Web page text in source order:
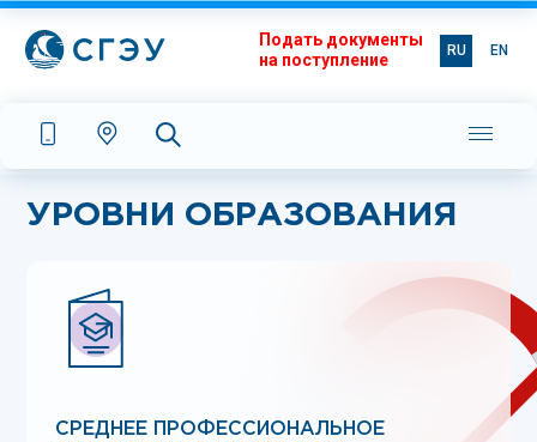
RU EN
Подать документы
на поступление
УРОВНИ ОБРАЗОВАНИЯ
СРЕДНЕЕ ПРОФЕССИОНАЛЬНОЕ